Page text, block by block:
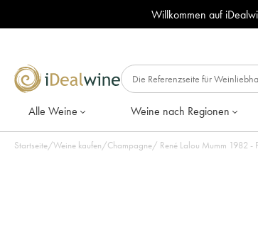
Willkommen auf
Alle Weine Weine nach Regionen
Startseite/Weine kaufen/Champagne/ René Lalou Mumm 1982 -